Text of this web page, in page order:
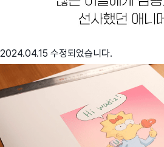
2024.04.15 수정되었습니다.